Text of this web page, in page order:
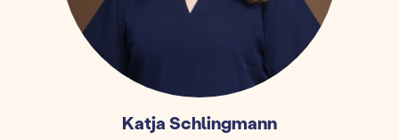
Katja Schlingmann